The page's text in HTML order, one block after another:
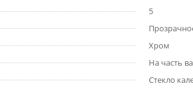
5
Хром
На часть
Стекло